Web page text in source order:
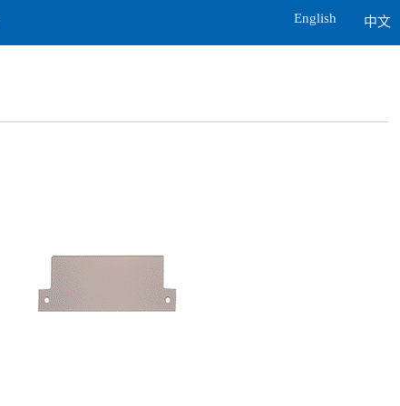
中文
English